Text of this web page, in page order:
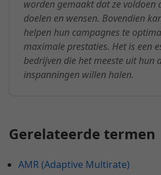
worden gemaakt dat ze voldoen
doelen en wensen. Bovendien
helpen hun campagnes te
maximale prestaties. Het is een
bedrijven die het meeste uit hun
inspanningen willen halen.
Gerelateerde termen
AMR (Adaptive Multirate)